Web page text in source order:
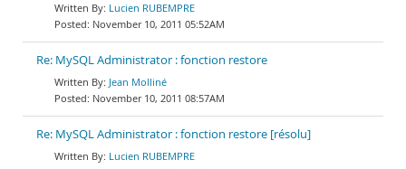
Lucien RUBEMPRE
November 10, 2011 05:52AM
Re: MySQL Administrator : fonction restore
Jean Molliné
November 10, 2011 08:57AM
Re: MySQL Administrator : fonction restore [résolu]
Lucien RUBEMPRE